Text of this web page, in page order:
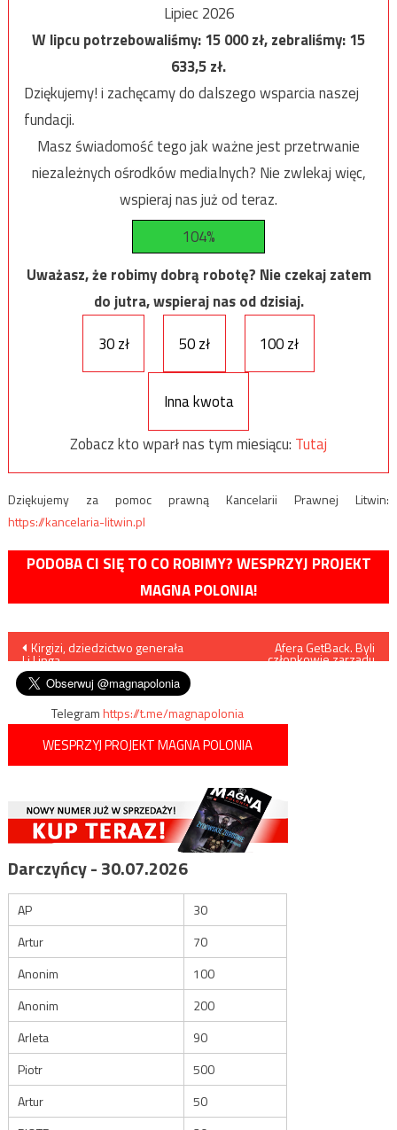
Lipiec 2026
W lipcu potrzebowaliśmy:15 000zł, zebraliśmy:15
633,5zł.
Dziękujemy! i zachęcamy do dalszego wsparcia naszej
fundacji.
Masz świadomość tego jak ważne jest przetrwanie
niezależnych ośrodków medialnych? Nie zwlekaj więc,
wspieraj nas już od teraz.
104%
Uważasz, że robimy dobrą robotę? Nie czekaj zatem
do jutra, wspieraj nas od dzisiaj.
30 zł
50 zł 100 zł
Inna kwota
Zobacz kto wparł nas tym miesiącu: Tutaj
Dziękujemy za pomoc prawną Kancelarii Prawnej Litwin:
https://kancelaria-litwin.pl
PODOBA CI SIĘ TO CO ROBIMY? WESPRZYJ PROJEKT
MAGNA POLONIA!
Nawigacja
wpisu
Kirgizi, dziedzictwo generała
Li Linga
Afera GetBack. Byli
członkowie zarządu
Telegramhttps://t.me/magnapolonia
WESPRZYJ PROJEKT MAGNA POLONIA
Darczyńcy - 30.07.2026
AP
30
Artur
70
Anonim
100
Anonim
200
Arleta
90
Piotr
500
Artur
50